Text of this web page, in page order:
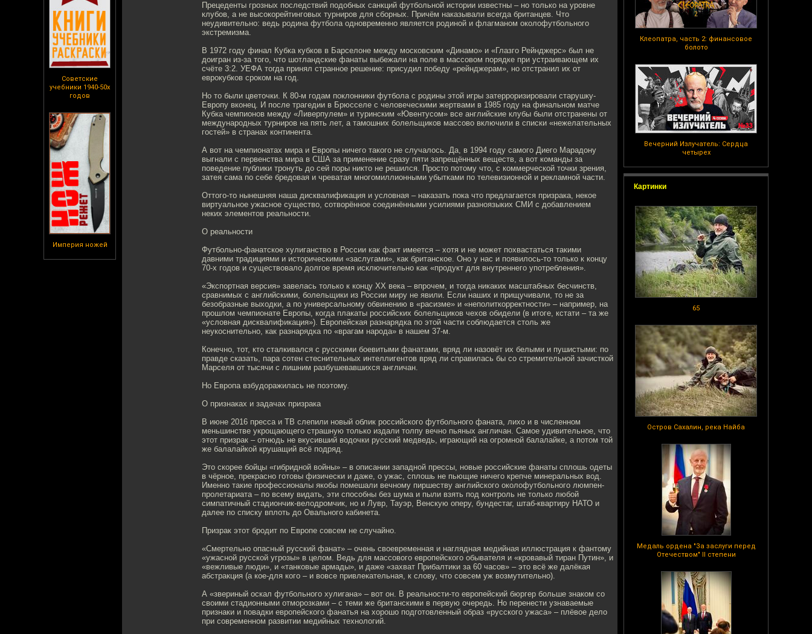
Советские
учебники 1940-50х
годов
Империя ножей
Клеопатра, часть 2: финансовое
болото
Вечерний Излучатель: Сердца
четырех
Картинки
65
Остров Сахалин, река Найба
Медаль ордена "За заслуги перед
Отечеством" II степени
Прецеденты грозных последствий подобных санкций футбольной истории известны – но только на уровне
клубов, а не высокорейтинговых турниров для сборных. Причём наказывали всегда британцев. Что
неудивительно: ведь родина футбола одновременно является родиной и флагманом околофутбольного
экстремизма.
В 1972 году финал Кубка кубков в Барселоне между московским «Динамо» и «Глазго Рейнджерс» был не
доигран из-за того, что шотландские фанаты выбежали на поле в массовом порядке при устраивающем их
счёте 3:2. УЕФА тогда принял странное решение: присудил победу «рейнджерам», но отстранил их от
еврокубков сроком на год.
Но то были цветочки. К 80-м годам поклонники футбола с родины этой игры затерроризировали старушку-
Европу вконец. И после трагедии в Брюсселе с человеческими жертвами в 1985 году на финальном матче
Кубка чемпионов между «Ливерпулем» и туринским «Ювентусом» все английские клубы были отстранены от
международных турниров на пять лет, а тамошних болельщиков массово включили в списки «нежелательных
гостей» в странах континента.
А вот на чемпионатах мира и Европы ничего такого не случалось. Да, в 1994 году самого Диего Марадону
выгнали с первенства мира в США за применение сразу пяти запрещённых веществ, а вот команды за
поведение публики тронуть до сей поры никто не решился. Просто потому что, с коммерческой точки зрения,
затея сама по себе бредовая и чреватая многомиллионными убытками по телевизионной и рекламной части.
Оттого-то нынешняя наша дисквалификация и условная – наказать пока что предлагается призрака, некое
виртуальное ужасное существо, сотворённое соединёнными усилиями разноязыких СМИ с добавлением
неких элементов реальности.
О реальности
Футбольно-фанатское хулиганство в России как факт имеется – хотя и не может похвастаться такими
давними традициями и историческими «заслугами», как британское. Оно у нас и появилось-то только к концу
70-х годов и существовало долгое время исключительно как «продукт для внутреннего употребления».
«Экспортная версия» завелась только к концу ХХ века – впрочем, и тогда никаких масштабных бесчинств,
сравнимых с английскими, болельщики из России миру не явили. Если наших и прищучивали, то не за
безобразные выходки, а по универсальному обвинению в «расизме» и «неполиткорректности» – например, на
прошлом чемпионате Европы, когда плакаты российских болельщиков чехов обидели (в итоге, кстати – та же
«условная дисквалификация»). Европейская разнарядка по этой части соблюдается столь же
неукоснительно, как разнарядка по «врагам народа» в нашем 37-м.
Конечно, тот, кто сталкивался с русскими боевитыми фанатами, вряд ли назовёт их белыми и пушистыми: по
правде сказать, пара сотен стеснительных интеллигентов вряд ли справилась бы со стремительной зачисткой
Марселя от тысячи с лишним разбушевавшихся англичан.
Но Европа взбудоражилась не поэтому.
О признаках и задачах призрака
В июне 2016 пресса и ТВ слепили новый облик российского футбольного фаната, лихо и в численном
меньшинстве укрощающего страшную только издали толпу вечно пьяных англичан. Самое удивительное, что
этот призрак – отнюдь не вкусивший водочки русский медведь, играющий на огромной балалайке, а потом той
же балалайкой крушащий всё подряд.
Это скорее бойцы «гибридной войны» – в описании западной прессы, новые российские фанаты сплошь одеты
в чёрное, прекрасно готовы физически и даже, о ужас, сплошь не пьющие ничего крепче минеральных вод.
Именно такие профессионалы якобы помешали вечному пиршеству английского околофутбольного люмпен-
пролетариата – по всему видать, эти способны без шума и пыли взять под контроль не только любой
симпатичный стадиончик-велодромчик, но и Лувр, Тауэр, Венскую оперу, бундестаг, штаб-квартиру НАТО и
далее по списку вплоть до Овального кабинета.
Призрак этот бродит по Европе совсем не случайно.
«Смертельно опасный русский фанат» – очень своевременная и наглядная медийная иллюстрация к фантому
«ужасной русской угрозы» в целом. Ведь для массового европейского обывателя и «кровавый тиран Путин», и
«вежливые люди», и «танковые армады», и даже «захват Прибалтики за 60 часов» – это всё же далёкая
абстракция (а кое-для кого – и вовсе привлекательная, к слову, что совсем уж возмутительно).
А «звериный оскал футбольного хулигана» – вот он. В реальности-то европейский бюргер больше знаком со
своими стадионными отморозками – с теми же британскими в первую очередь. Но перенести узнаваемые
признаки и повадки европейского фанатья на хорошо подготовленный образ «русского ужаса» – плёвое дело
при современном развитии медийных технологий.